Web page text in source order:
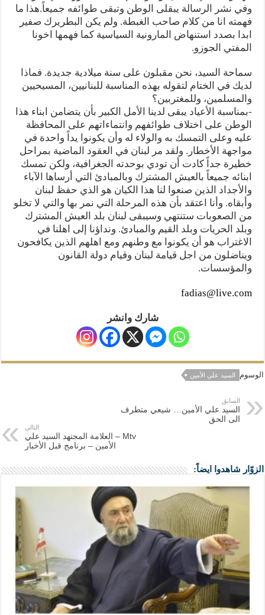
وفي نشر الرسالة يبقلى الوطن وتبقى طوائفه جميعاً.هذا ما
فهمته انا من كلام صاحب الغبطة. ولم يكن البطريرك صفير
ابدا بصدد استنهاض المارونية السياسية كما فهمها اخونا
المفتي الجوزو.
سماحة السيد، نحن مقبلون على سنة ميلادية جديدة. فماذا
لديك في الختام لتقوله بهذه المناسبة للبنانيين، المسيحيين
والمسلمين، وللمغتربين؟
-بمناسبة الأعياد يبقى لدينا الأمل الكبير بأن يتضامن ابناء هذا
الوطن على اختلاف طوائفهم وانتماءاتهم على المحافظة
عليه وعلى التمسك به والولاء له وأن يكونوا يداً واحدة في
مواجهة الأخطار. ولقد مر لبنان في العقود الماضية بمراحل
خطيرة جداً كادت أن تودي بوحدته الجغرافية، ولكن تمسك
ابنائه جميعاً بالعيش المشترك وبالمبادئ التي أرساها الآباء
والأجداد الذين صنعوا لنا هذا الكيان هو الذي حفظ لبنان
وأبقاه. وأنا اعتقد بأن هذه المرحلة التي نمر بها والتي لا تخلو
من الصعوبات ستنتهي وسيبقى لبنان بلد العيش المشترك
وبلد الحريات وبلد القيم والمبادئ. ونداؤنا إلى اهلنا في
الاغتراب هو أن يكونوا مع وطنهم ومع اهلهم الذين يكافحون
ويناضلون من اجل قيامة لبنان وقيام دولة القانون
والمؤسسات.
fadias@live.com
شارك وانشر
الوسوم السيد علي الأمين
السابق
السيد علي الأمين… شيعي متطرف
الى الحق
التالي
Mtv – العلامة المجتهد السيد علي
الأمين – برنامج قبل الأخبار
الزوّار شاهدوا ايضاً: